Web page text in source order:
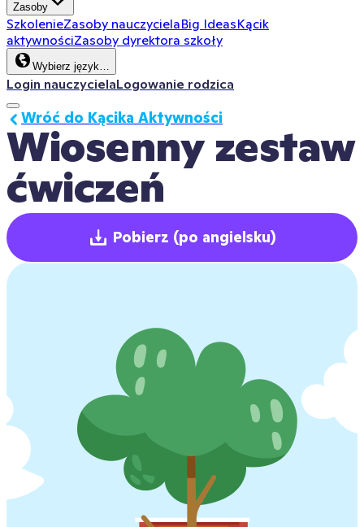
Zasoby
SzkolenieZasoby nauczycielaBig IdeasKącik
aktywnościZasoby dyrektora szkoły
Wybierz język…
Login nauczycielaLogowanie rodzica
Wiosenny zestaw
ćwiczeń
Wróć do Kącika Aktywności
Pobierz (po angielsku)